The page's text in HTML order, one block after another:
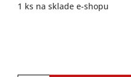
1 ks na sklade e-shopu